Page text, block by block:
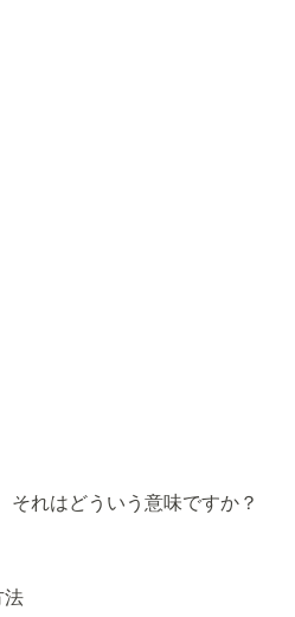
れはどういう意味ですか？